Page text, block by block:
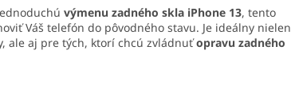
výmenu zadného skla iPhone 13, tento
Váš telefón do pôvodného stavu. Je ideálny nielen
ale aj pre tých, ktorí chcú zvládnuť opravu zadného